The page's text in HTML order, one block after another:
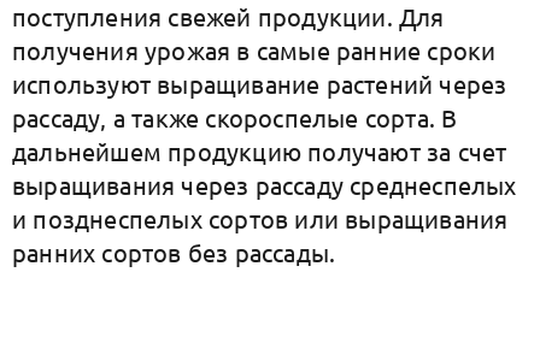
поступления свежей продукции. Для
получения урожая в самые ранние сроки
используют выращивание растений через
рассаду, а также скороспелые сорта. В
дальнейшем продукцию получают за счет
выращивания через рассаду среднеспелых
и позднеспелых сортов или выращивания
ранних сортов без рассады.